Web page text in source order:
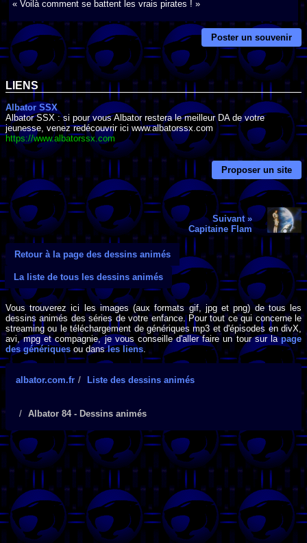
« Voilà comment se battent les vrais pirates ! »
Poster un souvenir
LIENS
Albator SSX
Albator SSX : si pour vous Albator restera le meilleur DA de votre
jeunesse, venez redécouvrir ici www.albatorssx.com
https://www.albatorssx.com
Proposer un site
Suivant »
Capitaine Flam
Retour à la page des dessins animés
La liste de tous les dessins animés
Vous trouverez ici les images (aux formats gif, jpg et png) de tous les
dessins animés des séries de votre enfance. Pour tout ce qui concerne le
streaming ou le téléchargement de génériques mp3 et d'épisodes en divX,
avi, mpg et compagnie, je vous conseille d'aller faire un tour sur lapage
des génériques ou dansles liens
albator.com.fr Liste des dessins animés
Albator 84 - Dessins animés